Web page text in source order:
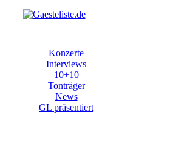
Konzerte
Interviews
10+10
Tonträger
News
GL präsentiert